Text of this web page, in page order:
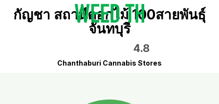
กัญชา สถานีดอกไม้ 100สายพันธุ์
จันทบุรี
4.8
Chanthaburi Cannabis Stores